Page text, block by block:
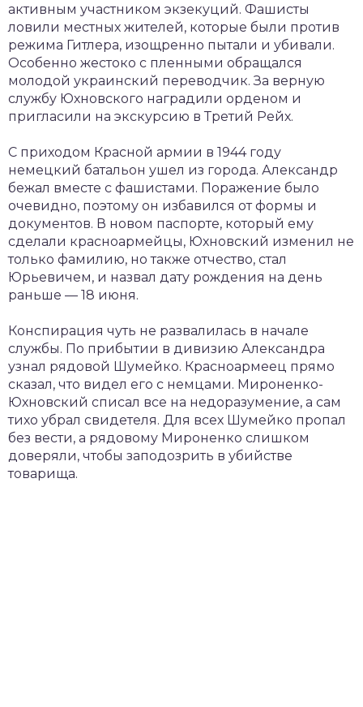
активным участником экзекуций. Фашисты
ловили местных жителей, которые были против
режима Гитлера, изощренно пытали и убивали.
Особенно жестоко с пленными обращался
молодой украинский переводчик. За верную
службу Юхновского наградили орденом и
пригласили на экскурсию в Третий Рейх.
С приходом Красной армии в 1944 году
немецкий батальон ушел из города. Александр
бежал вместе с фашистами. Поражение было
очевидно, поэтому он избавился от формы и
документов. В новом паспорте, который ему
сделали красноармейцы, Юхновский изменил не
только фамилию, но также отчество, стал
Юрьевичем, и назвал дату рождения на день
раньше — 18 июня.
Конспирация чуть не развалилась в начале
службы. По прибытии в дивизию Александра
узнал рядовой Шумейко. Красноармеец прямо
сказал, что видел его с немцами. Мироненко-
Юхновский списал все на недоразумение, а сам
тихо убрал свидетеля. Для всех Шумейко пропал
без вести, а рядовому Мироненко слишком
доверяли, чтобы заподозрить в убийстве
товарища.